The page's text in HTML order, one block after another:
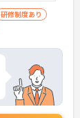
研修制度あり